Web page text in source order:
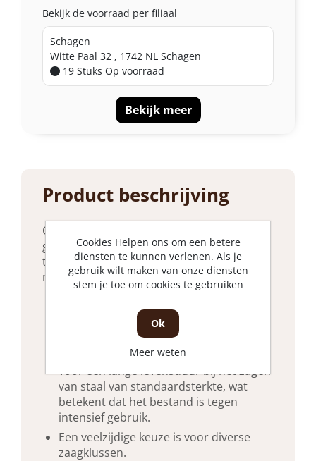
Product beschrijving
Ons QRC5309 reciprozaagblad is
geoptimaliseerd voor een breed scala aan
toepassingen in medium metaal (1,5 tot 4
mm).
zaagblad materialen van alle
gebruikelijke dikten aan.
Het BIM-blad is speciaal vervaardigd
voor een lange levensduur bij het zagen
van staal van standaardsterkte, wat
betekent dat het bestand is tegen
intensief gebruik.
Een veelzijdige keuze is voor diverse
zaagklussen.
Bekijk de voorraad per filiaal
Schagen
Witte Paal 32 , 1742 NL Schagen
19 Stuks Op voorraad
Bekijk meer
Cookies Helpen ons om een betere
diensten te kunnen verlenen. Als je
gebruik wilt maken van onze diensten
stem je toe om cookies te gebruiken
Ok
Meer weten